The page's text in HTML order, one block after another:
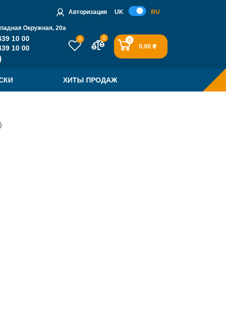
Авторизация UK RU
Окружная, 20a
10 00
10 00
0 0 0
0.00 ₴
ХИТЫ ПРОДАЖ